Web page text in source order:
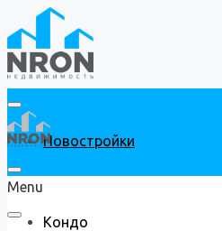
Новостройки
Кондо
Menu